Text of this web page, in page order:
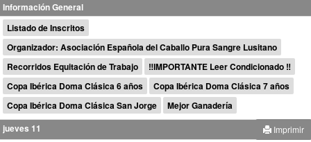
Información General
Listado de Inscritos
Organizador: Asociación Española del Caballo Pura Sangre Lusitano
Recorridos Equitación de Trabajo
‼️IMPORTANTE Leer Condicionado ‼️
Copa Ibérica Doma Clásica 6 años
Copa Ibérica Doma Clásica 7 años
Copa Ibérica Doma Clásica San Jorge
Mejor Ganadería
jueves 11
Imprimir